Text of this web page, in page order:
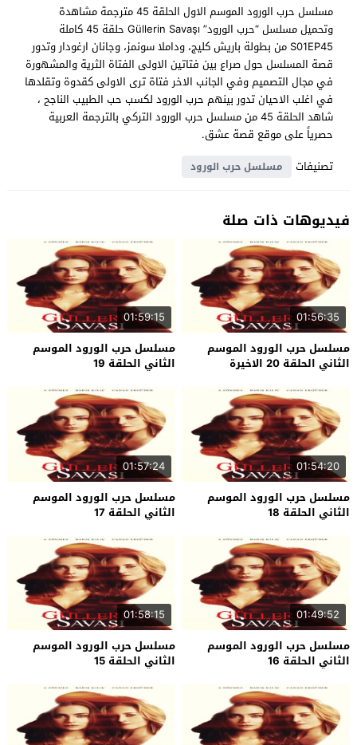
مسلسل حرب الورود الموسم الاول الحلقة 45 مترجمة مشاهدة
وتحميل مسلسل “حرب الورود” Güllerin Savaşı حلقة 45 كاملة
S01EP45 من بطولة باريش كليج، وداملا سونمز، وجانان ارغودار وتدور
قصة المسلسل حول صراع بين فتاتين الاولى الفتاة الثرية والمشهورة
في مجال التصميم وفي الجانب الاخر فتاة ترى الاولى كقدوة وتقلدها
في اغلب الاحيان تدور بينهم حرب الورود لكسب حب الطبيب الناجح ،
شاهد الحلقة 45 من مسلسل حرب الورود التركي بالترجمة العربية
حصرياً على موقع قصة عشق.
تصنيفات
مسلسل حرب الورود
فيديوهات ذات صلة
01:56:35
مسلسل حرب الورود الموسم
الثاني الحلقة 20 الاخيرة
01:59:15
مسلسل حرب الورود الموسم
الثاني الحلقة 19
01:54:20
مسلسل حرب الورود الموسم
الثاني الحلقة 18
01:57:24
مسلسل حرب الورود الموسم
الثاني الحلقة 17
01:49:52
مسلسل حرب الورود الموسم
الثاني الحلقة 16
01:58:15
مسلسل حرب الورود الموسم
الثاني الحلقة 15